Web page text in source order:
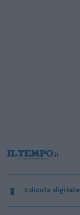
Edicola digitale